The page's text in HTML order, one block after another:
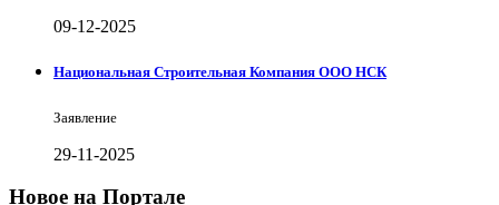
09-12-2025
Национальная Строительная Компания ООО НСК
Заявление
29-11-2025
Новое на Портале